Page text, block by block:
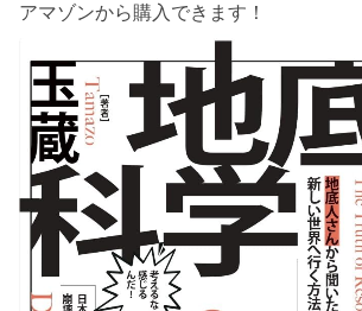
アマゾンから購入できます！